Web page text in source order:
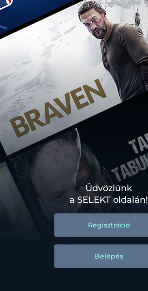
Üdvözlünk
a SELEKT oldalán!
Regisztráció
Belépés